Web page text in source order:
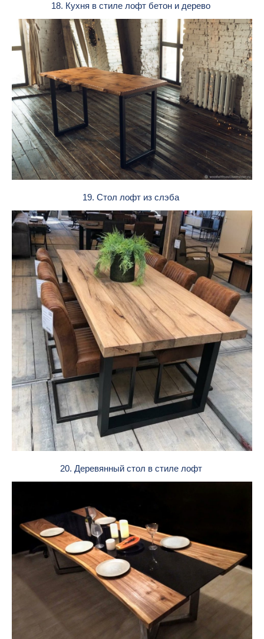
18. Кухня в стиле лофт бетон и дерево
19. Стол лофт из слэба
20. Деревянный стол в стиле лофт